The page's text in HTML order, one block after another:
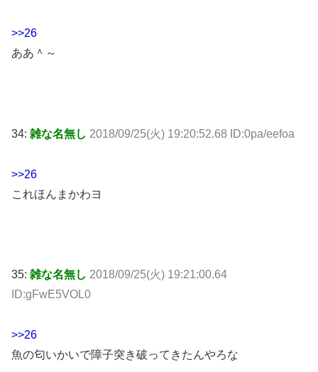
>>26
ああ＾～
34: 雑な名無し 2018/09/25(火) 19:20:52.68 ID:0pa/eefoa
>>26
これほんまかわヨ
35: 雑な名無し 2018/09/25(火) 19:21:00.64
ID:gFwE5VOL0
>>26
魚の匂いかいで障子突き破ってきたんやろな